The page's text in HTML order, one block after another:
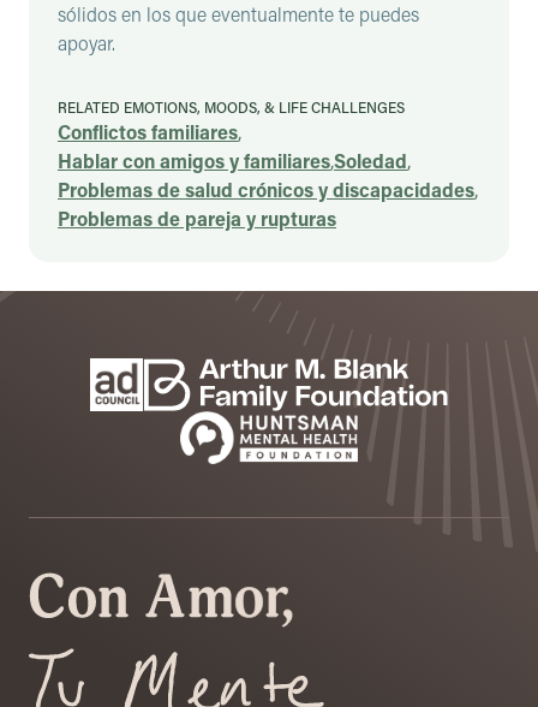
sólidos en los que eventualmente te puedes
apoyar.
RELATED EMOTIONS, MOODS, & LIFE CHALLENGES
Conflictos familiares,
Hablar con amigos y familiares,Soledad,
Problemas de salud crónicos y discapacidades,
Problemas de pareja y rupturas
Footer
Patrocinadores